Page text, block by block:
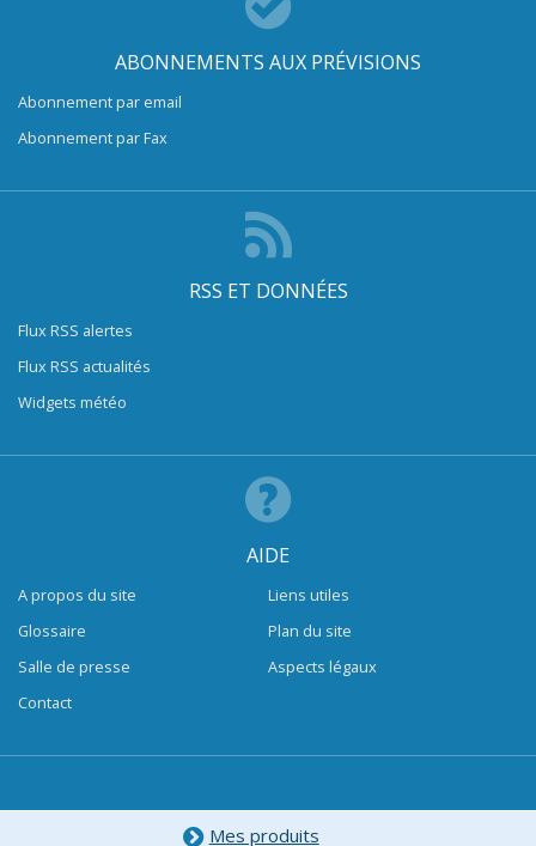
ABONNEMENTS AUX PRÉVISIONS
Abonnement par email
Abonnement par Fax
RSS ET DONNÉES
Flux RSS alertes
Flux RSS actualités
Widgets météo
AIDE
A propos du site
Glossaire
Salle de presse
Contact
Liens utiles
Plan du site
Aspects légaux
Mes produits